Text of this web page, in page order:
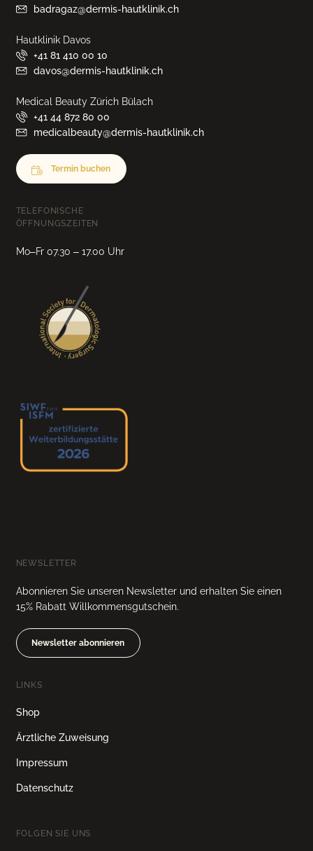
badragaz@dermis-hautklinik.ch
Hautklinik Davos
+41 81 410 00 10
davos@dermis-hautklinik.ch
Medical Beauty Zürich Bülach
+41 44 872 80 00
medicalbeauty@dermis-hautklinik.ch
Termin buchen
TELEFONISCHE
ÖFFNUNGSZEITEN
Mo–Fr 07.30 – 17.00 Uhr
NEWSLETTER
Abonnieren Sie unseren Newsletter und erhalten Sie einen
15% Rabatt Willkommensgutschein.
Newsletter abonnieren
LINKS
Shop
Ärztliche Zuweisung
Impressum
Datenschutz
FOLGEN SIE UNS